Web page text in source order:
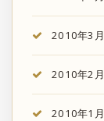
2010年3月
2010年2月
2010年1月